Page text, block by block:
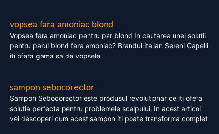
vopsea fara amoniac blond
Vopsea fara amoniac pentru par blond In cautarea unei solutii
pentru parul blond fara amoniac? Brandul italian Sereni Capelli
iti ofera gama sa de vopsele
sampon sebocorector
Sampon Sebocorector este produsul revolutionar ce iti ofera
solutia perfecta pentru problemele scalpului. In acest articol
vei descoperi cum acest sampon iti poate transforma complet